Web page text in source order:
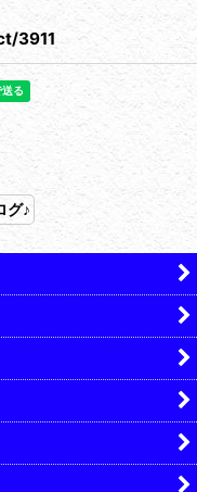
3911
グ♪